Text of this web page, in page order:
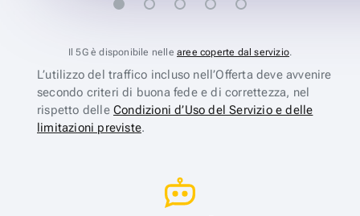
Il 5G è disponibile nelle aree coperte dal servizio.
L’utilizzo del traffico incluso nell’Offerta deve avvenire
secondo criteri di buona fede e di correttezza, nel
rispetto delle Condizioni d’Uso del Servizio e delle
limitazioni previste.